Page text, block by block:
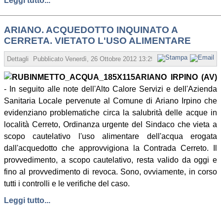
ARIANO. ACQUEDOTTO INQUINATO A
CERRETA. VIETATO L'USO ALIMENTARE
Dettagli Pubblicato Venerdì, 26 Ottobre 2012 13:29 Scritto da Redazione
ARIANO IRPINO (AV)
- In seguito alle note dell'Alto Calore Servizi e dell'Azienda
Sanitaria Locale pervenute al Comune di Ariano Irpino che
evidenziano problematiche circa la salubrità delle acque in
località Cerreto, Ordinanza urgente del Sindaco che vieta a
scopo cautelativo l'uso alimentare dell'acqua erogata
dall'acquedotto che approvvigiona la Contrada Cerreto. Il
provvedimento, a scopo cautelativo, resta valido da oggi e
fino al provvedimento di revoca. Sono, ovviamente, in corso
tutti i controlli e le verifiche del caso.
Leggi tutto...